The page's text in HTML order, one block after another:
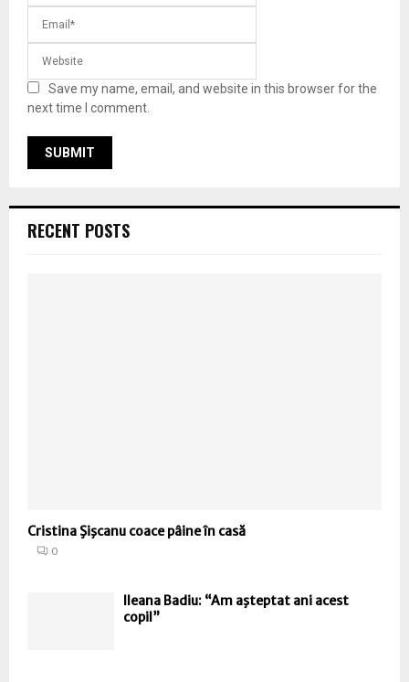
Save my name, email, and website in this browser for the
next time I comment.
RECENT POSTS
Cristina Şişcanu coace pâine în casă
0
Ileana Badiu: “Am aşteptat ani acest
copil”